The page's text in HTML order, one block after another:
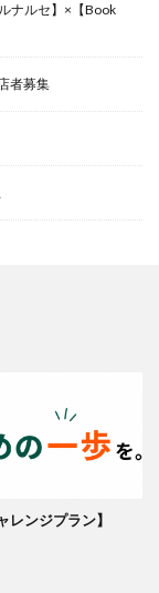
ナルセ】×【Book
者募集
レンジプラン】